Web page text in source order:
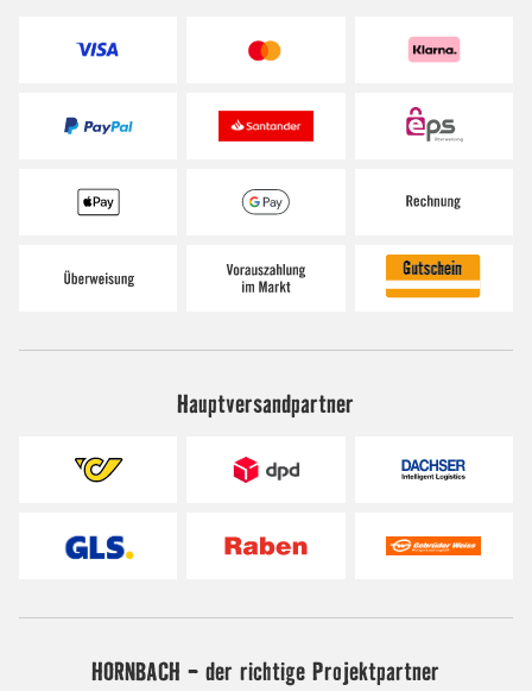
Hauptversandpartner
HORNBACH - der richtige Projektpartner